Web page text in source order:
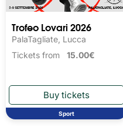
Trofeo Lovari 2026
PalaTagliate, Lucca
Tickets from 15.00€
Sport